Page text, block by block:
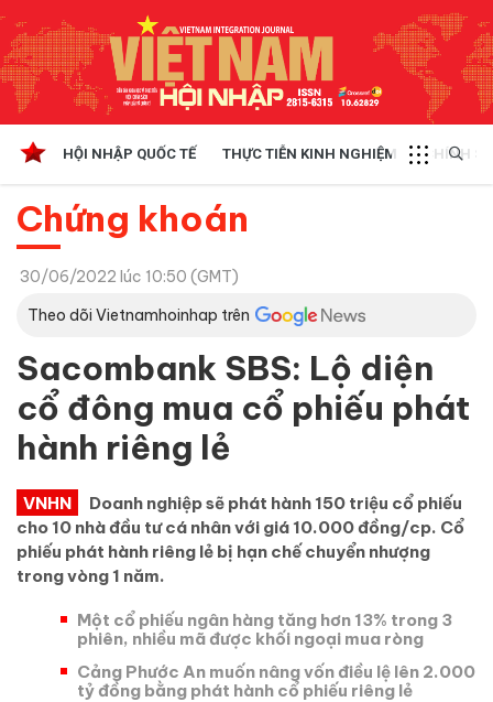
HỘI NHẬP QUỐC TẾ THỰC TIỄN KINH NGHIỆM CHÍNH
Chứng khoán
30/06/2022 lúc 10:50 (GMT)
Theo dõi Vietnamhoinhap trên
Sacombank SBS: Lộ diện
cổ đông mua cổ phiếu phát
hành riêng lẻ
VNHN
Doanh nghiệp sẽ phát hành 150 triệu cổ phiếu
cho 10 nhà đầu tư cá nhân với giá 10.000 đồng/cp. Cổ
phiếu phát hành riêng lẻ bị hạn chế chuyển nhượng
trong vòng 1 năm.
Một cổ phiếu ngân hàng tăng hơn 13% trong 3
phiên, nhiều mã được khối ngoại mua ròng
Cảng Phước An muốn nâng vốn điều lệ lên 2.000
tỷ đồng bằng phát hành cổ phiếu riêng lẻ